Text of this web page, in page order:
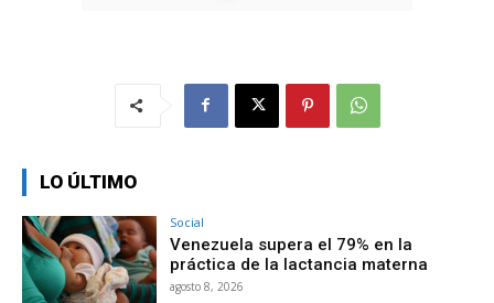
LO ÚLTIMO
Social
Venezuela supera el 79% en la
práctica de la lactancia materna
agosto 8, 2026